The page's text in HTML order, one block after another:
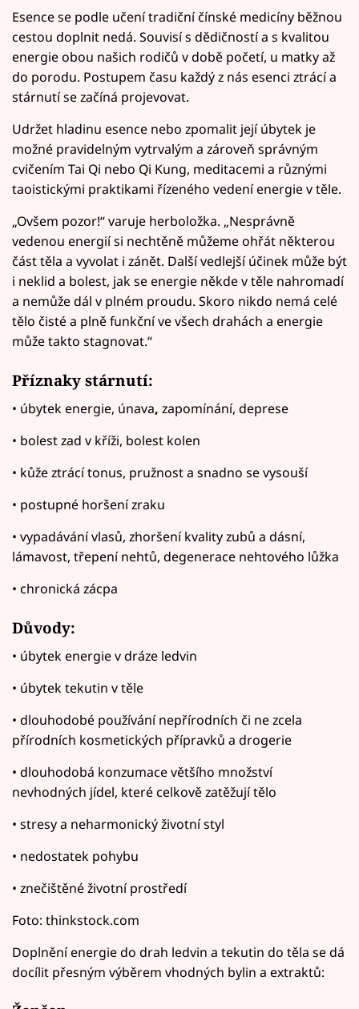
Esence se podle učení tradiční čínské medicíny běžnou
cestou doplnit nedá. Souvisí s dědičností a s kvalitou
energie obou našich rodičů v době početí, u matky až
do porodu. Postupem času každý z nás esenci ztrácí a
stárnutí se začíná projevovat.
Udržet hladinu esence nebo zpomalit její úbytek je
možné pravidelným vytrvalým a zároveň správným
cvičením Tai Qi nebo Qi Kung, meditacemi a různými
taoistickými praktikami řízeného vedení energie v těle.
„Ovšem pozor!“ varuje herboložka. „Nesprávně
vedenou energií si nechtěně můžeme ohřát některou
část těla a vyvolat i zánět. Další vedlejší účinek může být
i neklid a bolest, jak se energie někde v těle nahromadí
a nemůže dál v plném proudu. Skoro nikdo nemá celé
tělo čisté a plně funkční ve všech drahách a energie
může takto stagnovat.“
Příznaky stárnutí:
• úbytek energie, únava, zapomínání, deprese
• bolest zad v kříži, bolest kolen
• kůže ztrácí tonus, pružnost a snadno se vysouší
• postupné horšení zraku
• vypadávání vlasů, zhoršení kvality zubů a dásní,
lámavost, třepení nehtů, degenerace nehtového lůžka
• chronická zácpa
Důvody:
• úbytek energie v dráze ledvin
• úbytek tekutin v těle
• dlouhodobé používání nepřírodních či ne zcela
přírodních kosmetických přípravků a drogerie
• dlouhodobá konzumace většího množství
nevhodných jídel, které celkově zatěžují tělo
• stresy a neharmonický životní styl
• nedostatek pohybu
• znečištěné životní prostředí
Foto: thinkstock.com
Doplnění energie do drah ledvin a tekutin do těla se dá
docílit přesným výběrem vhodných bylin a extraktů: